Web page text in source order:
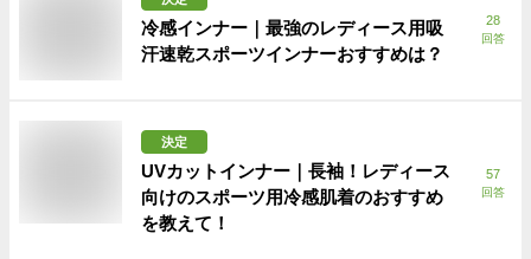
冷感インナー｜最強のレディース用吸
汗速乾スポーツインナーおすすめは？
28
回答
決定
UVカットインナー｜長袖！レディース
向けのスポーツ用冷感肌着のおすすめ
を教えて！
57
回答